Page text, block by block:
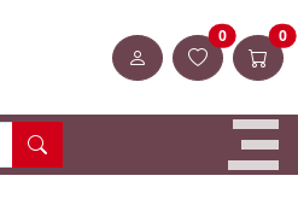
Login
0Artikel in
0